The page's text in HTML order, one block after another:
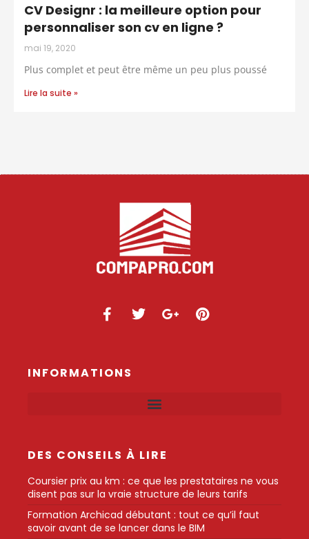
CV Designr : la meilleure option pour
personnaliser son cv en ligne ?
mai 19, 2020
Plus complet et peut être même un peu plus poussé
Lire la suite »
INFORMATIONS
DES CONSEILS À LIRE
Coursier prix au km : ce que les prestataires ne vous
disent pas sur la vraie structure de leurs tarifs
Formation Archicad débutant : tout ce qu’il faut
savoir avant de se lancer dans le BIM